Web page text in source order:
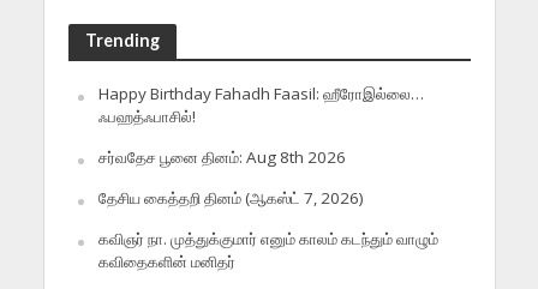
Trending
Happy Birthday Fahadh Faasil: ஹீரோஇல்லை…
ஃபஹத்ஃபாசில்!
சர்வதேச பூனை தினம்: Aug 8th 2026
தேசிய கைத்தறி தினம் (ஆகஸ்ட் 7, 2026)
கவிஞர் நா. முத்துக்குமார் எனும் காலம் கடந்தும் வாழும்
கவிதைகளின் மனிதர்